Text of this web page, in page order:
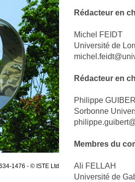
1476 - © ISTE Ltd
Rédacteur en
Michel FEIDT
Université de
Rédacteur en
Philippe
Sorbonne
Membres du
Ali FELLAH
Université de